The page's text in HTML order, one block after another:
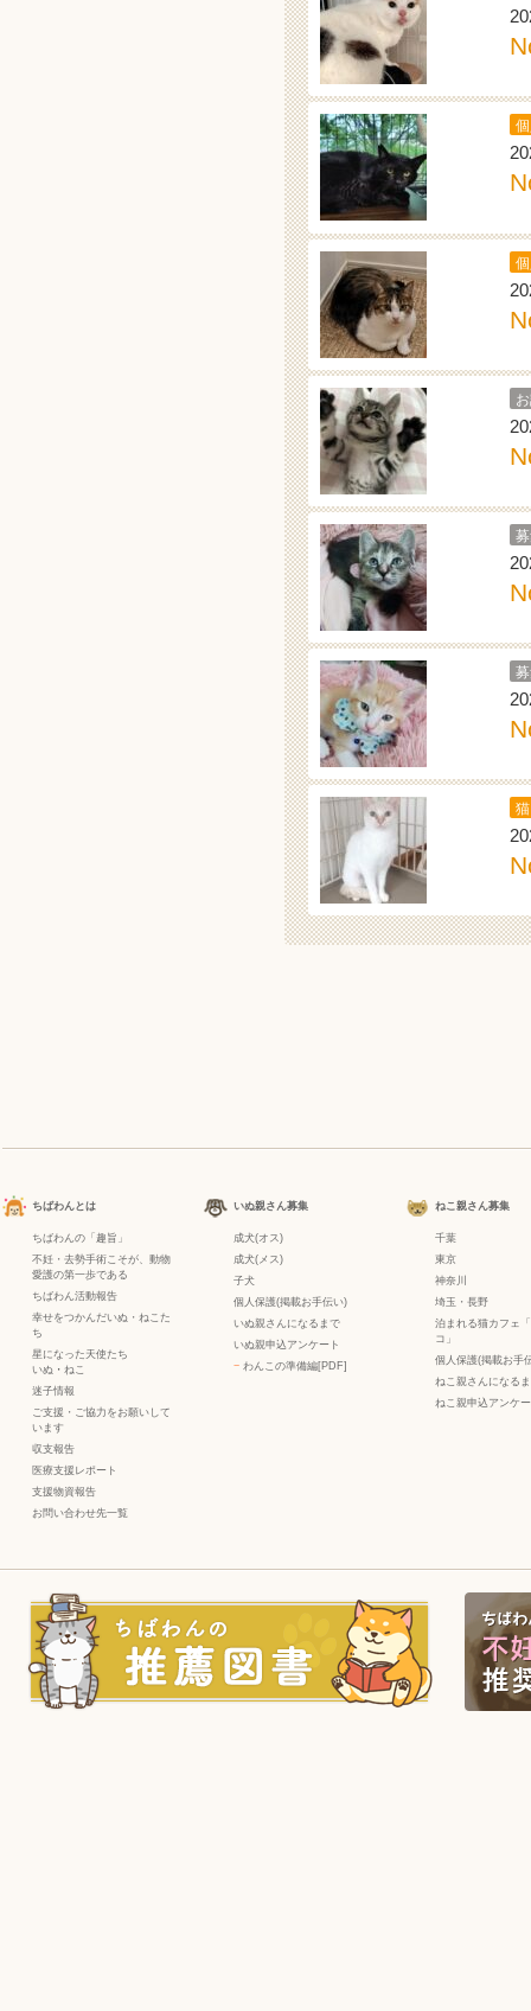
ちばわんとは
ちばわんの「趣旨」
不妊・去勢手術こそが、動物
愛護の第一歩である
ちばわん活動報告
幸せをつかんだいぬ・ねこた
ち
星になった天使たち
いぬ ・ ねこ
迷子情報
ご支援・ご協力をお願いして
います
収支報告
医療支援レポート
支援物資報告
お問い合わせ先一覧
いぬ親さん募集
成犬(オス)
成犬(メス)
子犬
個人保護(掲載お手伝い)
いぬ親さんになるまで
いぬ親申込アンケート
− わんこの準備編[PDF]
ねこ親さん募集
千葉
東京
神奈川
埼玉・長野
泊まれる猫カフェ
コ」
個人保護(掲載お手
ねこ親さんになる
ねこ親申込アンケ